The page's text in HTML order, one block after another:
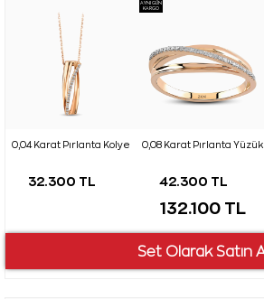
0,04 Karat Pırlanta Kolye
32.300 TL
AYNI GÜN
KARGO
0,08 Karat Pırlanta Yüzük
42.300 TL
132.100 TL